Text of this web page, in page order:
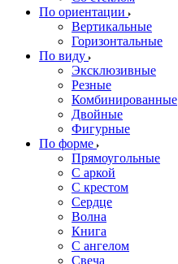
По ориентации
Вертикальные
Горизонтальные
По виду
Эксклюзивные
Резные
Комбинированные
Двойные
Фигурные
По форме
Прямоугольные
С аркой
С крестом
Сердце
Волна
Книга
С ангелом
Свеча